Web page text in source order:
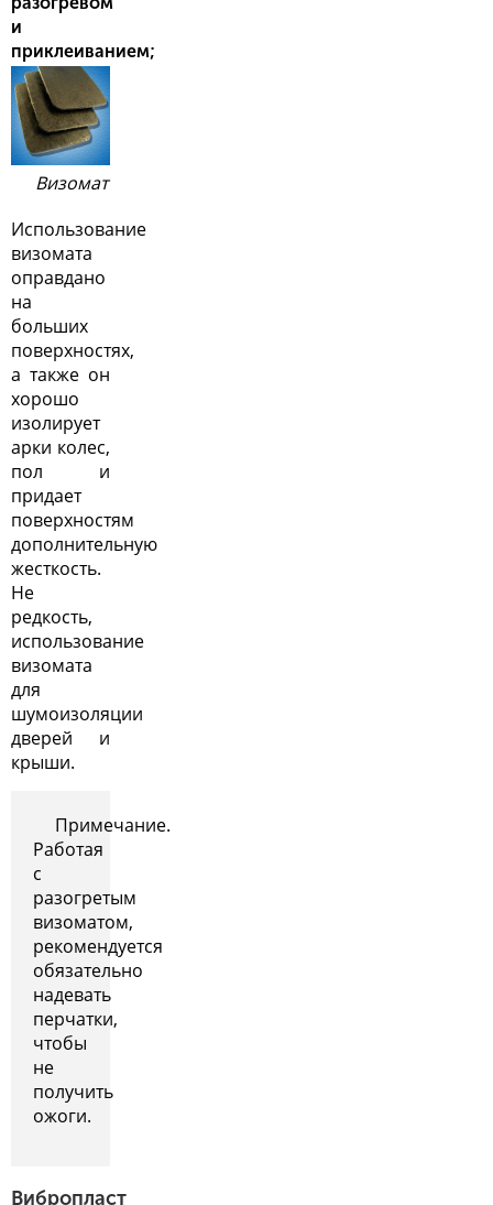
и
приклеиванием;
Визомат
Использование
визомата
оправдано
на
больших
поверхностях,
а также он
хорошо
изолирует
арки колес,
пол и
придает
поверхностям
дополнительную
жесткость.
Не
редкость,
использование
визомата
для
шумоизоляции
дверей и
крыши.
Примечание.
Работая
с
разогретым
визоматом,
рекомендуется
обязательно
надевать
перчатки,
чтобы
не
получить
ожоги.
Вибропласт